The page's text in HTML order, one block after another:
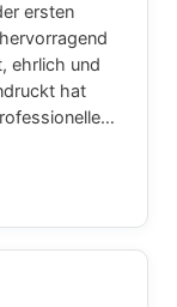
ersten
ehrlich und
hat
dass
wird,
und
wurden
Ablauf